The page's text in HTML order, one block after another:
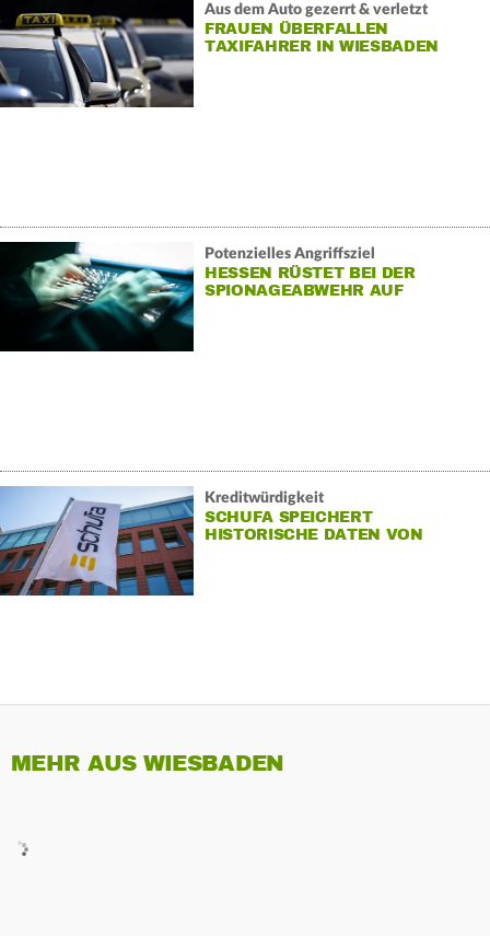
Aus dem Auto gezerrt & verletzt
FRAUEN ÜBERFALLEN
TAXIFAHRER IN WIESBADEN
Potenzielles Angriffsziel
HESSEN RÜSTET BEI DER
SPIONAGEABWEHR AUF
Kreditwürdigkeit
SCHUFA SPEICHERT
HISTORISCHE DATEN VON
MEHR AUS WIESBADEN